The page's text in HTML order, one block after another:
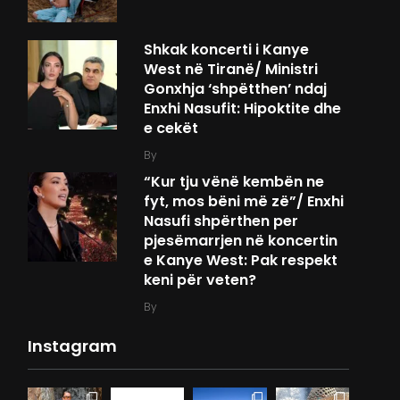
Shkak koncerti i Kanye
West në Tiranë/ Ministri
Gonxhja ‘shpëtthen’ ndaj
Enxhi Nasufit: Hipoktite dhe
e cekët
By
“Kur tju vënë kembën ne
fyt, mos bëni më zë”/ Enxhi
Nasufi shpërthen per
pjesëmarrjen në koncertin
e Kanye West: Pak respekt
keni për veten?
By
Instagram